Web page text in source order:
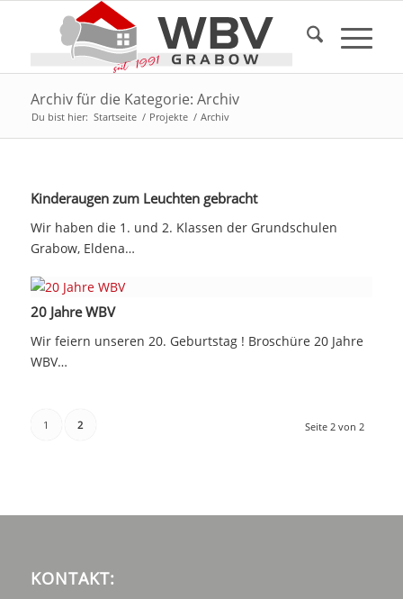
Archiv für die Kategorie: Archiv
Du bist hier: Startseite / Projekte / Archiv
Kinderaugen zum Leuchten gebracht
Wir haben die 1. und 2. Klassen der Grundschulen
Grabow, Eldena…
20 Jahre WBV
Wir feiern unseren 20. Geburtstag ! Broschüre 20 Jahre
WBV…
Seite 2 von 2
1 2
KONTAKT: